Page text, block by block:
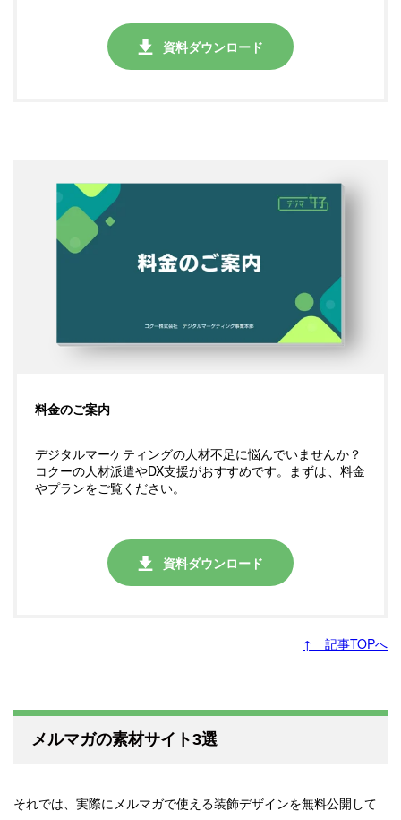
資料ダウンロード
料金のご案内
デジタルマーケティングの人材不足に悩んでいませんか？
コクーの人材派遣やDX支援がおすすめです。まずは、料金
やプランをご覧ください。
資料ダウンロード
↑ 記事TOPへ
メルマガの素材サイト3選
それでは、実際にメルマガで使える装飾デザインを無料公開して